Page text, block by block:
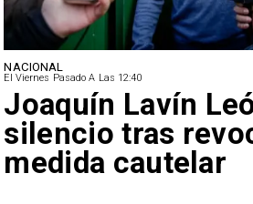
NACIONAL
El Viernes Pasado A Las 12:40
Joaquín Lavín
silencio tras
medida cautelar